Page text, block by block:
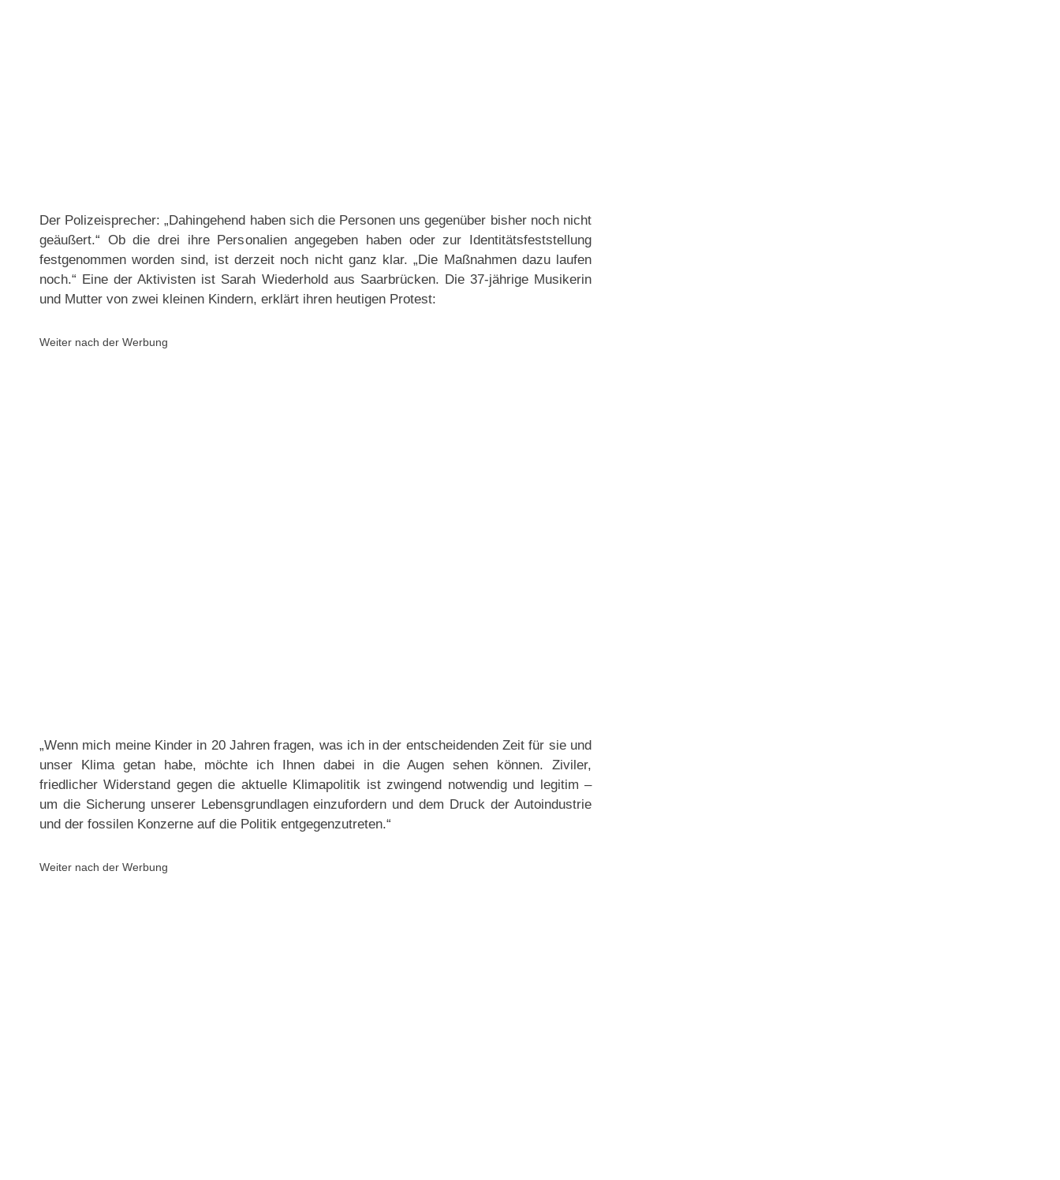
Der Polizeisprecher: „Dahingehend haben sich die Personen uns gegenüber bisher noch nicht
geäußert.“ Ob die drei ihre Personalien angegeben haben oder zur Identitätsfeststellung
festgenommen worden sind, ist derzeit noch nicht ganz klar. „Die Maßnahmen dazu laufen
noch.“ Eine der Aktivisten ist Sarah Wiederhold aus Saarbrücken. Die 37-jährige Musikerin
und Mutter von zwei kleinen Kindern, erklärt ihren heutigen Protest:
Weiter nach der Werbung
„Wenn mich meine Kinder in 20 Jahren fragen, was ich in der entscheidenden Zeit für sie und
unser Klima getan habe, möchte ich Ihnen dabei in die Augen sehen können. Ziviler,
friedlicher Widerstand gegen die aktuelle Klimapolitik ist zwingend notwendig und legitim –
um die Sicherung unserer Lebensgrundlagen einzufordern und dem Druck der Autoindustrie
und der fossilen Konzerne auf die Politik entgegenzutreten.“
Weiter nach der Werbung